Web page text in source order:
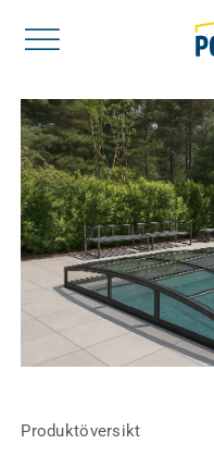
Produktöversikt